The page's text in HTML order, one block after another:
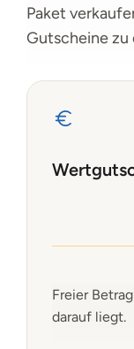
Paket
Gutscheine zu
Freier
darauf liegt.